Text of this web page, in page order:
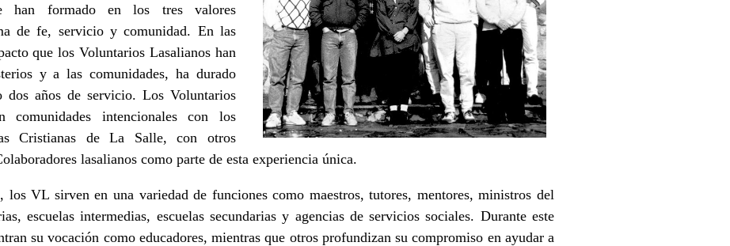
han formado en los tres valores
de fe, servicio y comunidad. En las
que los Voluntarios Lasalianos han
y a las comunidades, ha durado
dos años de servicio. Los Voluntarios
comunidades intencionales con los
Cristianas de La Salle, con otros
lasalianos como parte de esta experiencia única.
los VL sirven en una variedad de funciones como maestros, tutores, mentores, ministros del
escuelas intermedias, escuelas secundarias y agencias de servicios sociales. Durante este
su vocación como educadores, mientras que otros profundizan su compromiso en ayudar a